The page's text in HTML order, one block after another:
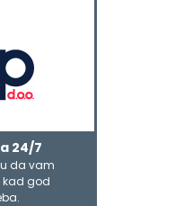
24/7
da vam
god